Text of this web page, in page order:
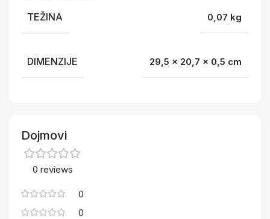
TEŽINA 0,07 kg
DIMENZIJE 29,5 × 20,7 × 0,5 cm
Dojmovi
0 reviews
0
0